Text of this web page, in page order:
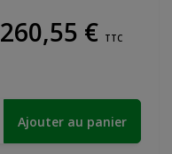
260,55 € TTC
Ajouter au panier